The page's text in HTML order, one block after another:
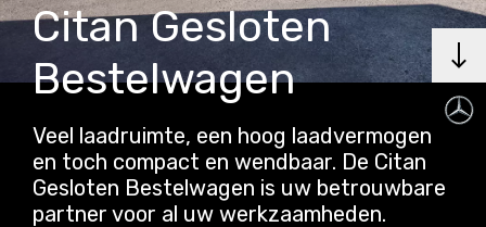
Citan Gesloten
Bestelwagen
Veel laadruimte, een hoog laadvermogen
en toch compact en wendbaar. De Citan
Gesloten Bestelwagen is uw betrouwbare
partner voor al uw werkzaamheden.